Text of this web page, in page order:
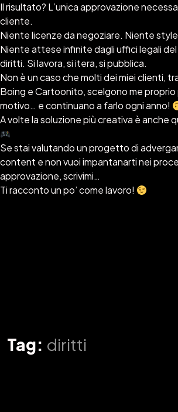
Il risultato? L’unica approvazione
cliente.
Niente licenze da negoziare. Niente
Niente attese infinite dagli uffici legali
diritti. Si lavora, si itera, si pubblica.
Non è un caso che molti dei miei clienti,
Boing e Cartoonito, scelgono me
motivo… e continuano a farlo ogni anno!
A volte la soluzione più creativa è anche
Se stai valutando un progetto di
content e non vuoi impantanarti nei
approvazione, scrivimi…
Ti racconto un po’ come lavoro!
Tag: diritti